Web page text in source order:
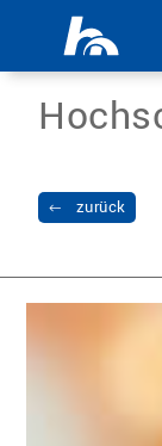
Menü überspringen
zurück